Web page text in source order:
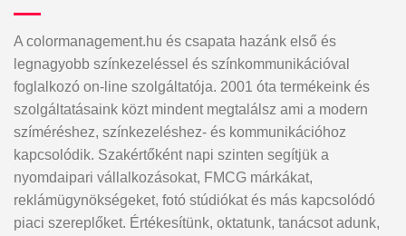
A colormanagement.hu és csapata hazánk első és
legnagyobb színkezeléssel és színkommunikációval
foglalkozó on-line szolgáltatója. 2001 óta termékeink és
szolgáltatásaink közt mindent megtalálsz ami a modern
szíméréshez, színkezeléshez- és kommunikációhoz
kapcsolódik. Szakértőként napi szinten segítjük a
nyomdaipari vállalkozásokat, FMCG márkákat,
reklámügynökségeket, fotó stúdiókat és más kapcsolódó
piaci szereplőket. Értékesítünk, oktatunk, tanácsot adunk,